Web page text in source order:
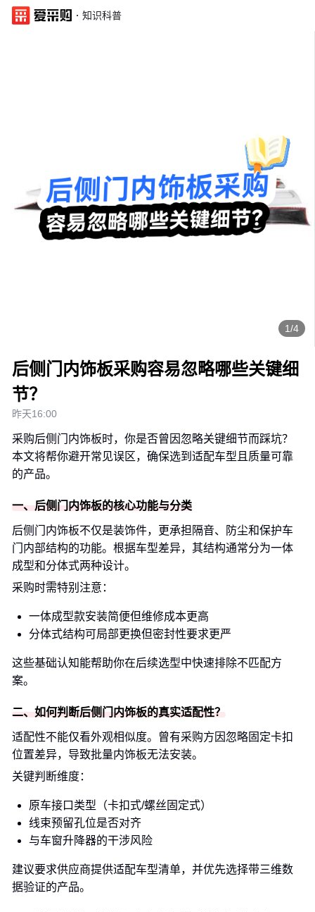
· 知识科普
1/4
后侧门内饰板采购容易忽略哪些关键细
节？
昨天16:00
采购后侧门内饰板时，你是否曾因忽略关键细节而踩坑？
本文将帮你避开常见误区，确保选到适配车型且质量可靠
的产品。
一、后侧门内饰板的核心功能与分类
后侧门内饰板不仅是装饰件，更承担隔音、防尘和保护车
门内部结构的功能。根据车型差异，其结构通常分为一体
成型和分体式两种设计。
采购时需特别注意：
一体成型款安装简便但维修成本更高
分体式结构可局部更换但密封性要求更严
这些基础认知能帮助你在后续选型中快速排除不匹配方
案。
二、如何判断后侧门内饰板的真实适配性？
适配性不能仅看外观相似度。曾有采购方因忽略固定卡扣
位置差异，导致批量内饰板无法安装。
关键判断维度：
原车接口类型（卡扣式/螺丝固定式）
线束预留孔位是否对齐
与车窗升降器的干涉风险
建议要求供应商提供适配车型清单，并优先选择带三维数
据验证的产品。